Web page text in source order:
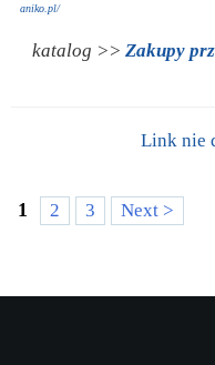
aniko.pl/
katalog >> Zakupy
Link nie
1 2 3 Next >